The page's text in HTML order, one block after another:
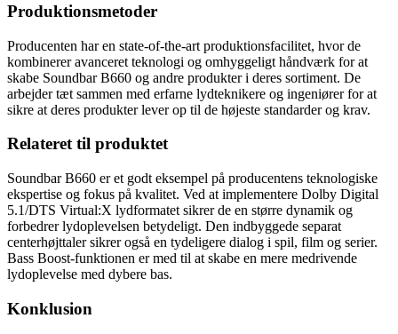
Produktionsmetoder
Producenten har en state-of-the-art produktionsfacilitet, hvor de
kombinerer avanceret teknologi og omhyggeligt håndværk for at
skabe Soundbar B660 og andre produkter i deres sortiment. De
arbejder tæt sammen med erfarne lydteknikere og ingeniører for at
sikre at deres produkter lever op til de højeste standarder og krav.
Relateret til produktet
Soundbar B660 er et godt eksempel på producentens teknologiske
ekspertise og fokus på kvalitet. Ved at implementere Dolby Digital
5.1/DTS Virtual:X lydformatet sikrer de en større dynamik og
forbedrer lydoplevelsen betydeligt. Den indbyggede separat
centerhøjttaler sikrer også en tydeligere dialog i spil, film og serier.
Bass Boost-funktionen er med til at skabe en mere medrivende
lydoplevelse med dybere bas.
Konklusion